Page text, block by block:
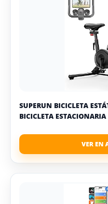
SUPERUN BICICLETA
BICICLETA